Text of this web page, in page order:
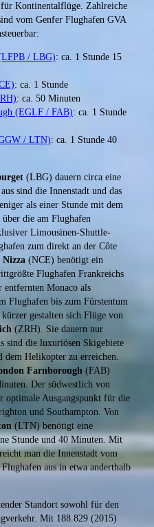
Kontinentalflüge. Zahlreiche
vom Genfer Flughafen GVA
/ LBG): ca. 1 Stunde 15
: ca. 1 Stunde
: ca. 50 Minuten
(EGLF / FAB): ca. 1 Stunde
/ LTN): ca. 1 Stunde 40
(LBG) dauern circa eine
sind die Innenstadt und das
als einer Stunde mit dem
die am Flughafen
Limousinen-Shuttle-
zum direkt an der Côte
(NCE) benötigt ein
Flughafen Frankreichs
Monaco als
Flughafen bis zum Fürstentum
gestalten sich Flüge von
(ZRH). Sie dauern nur
sind die luxuriösen Skigebiete
dem Helikopter zu erreichen.
Farnborough (FAB)
Der südwestlich von
optimale Ausgangspunkt für die
und Southampton. Von
(LTN) benötigt eine
Stunde und 40 Minuten. Mit
man die Innenstadt vom
aus in etwa anderthalb
Standort sowohl für den
Mit 188.829 (2015)